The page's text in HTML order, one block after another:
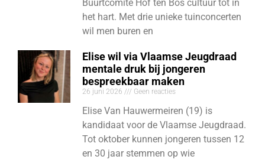
Buurtcomité Hof ten Bos cultuur tot in
het hart. Met drie unieke tuinconcerten
wil men buren en
Elise wil via Vlaamse Jeugdraad
mentale druk bij jongeren
bespreekbaar maken
26 juni 2026 Geen reacties
Elise Van Hauwermeiren (19) is
kandidaat voor de Vlaamse Jeugdraad.
Tot oktober kunnen jongeren tussen 12
en 30 jaar stemmen op wie